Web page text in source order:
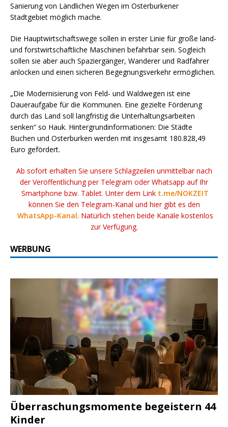
Sanierung von Ländlichen Wegen im Osterburkener
Stadtgebiet möglich mache.
Die Hauptwirtschaftswege sollen in erster Linie für große land-
und forstwirtschaftliche Maschinen befahrbar sein. Sogleich
sollen sie aber auch Spaziergänger, Wanderer und Radfahrer
anlocken und einen sicheren Begegnungsverkehr ermöglichen.
„Die Modernisierung von Feld- und Waldwegen ist eine
Daueraufgabe für die Kommunen. Eine gezielte Förderung
durch das Land soll langfristig die Unterhaltungsarbeiten
senken“ so Hauk. Hintergrundinformationen: Die Städte
Buchen und Osterburken werden mit insgesamt 180.828,49
Euro gefördert.
Ab sofort erhalten Sie unsere Schlagzeilen unmittelbar nach
der Veröffentlichung per Telegram oder Whatsapp auf Ihr
Smartphone bzw. Tablet. Unter dem Link t.me/NOKZEIT
können Sie den Telegram-Kanal und hier gibt es den
WhatsApp-Kanal. Natürlich stehen beide Kanäle kostenlos
zur Verfügung.
WERBUNG
Überraschungsmomente begeistern 44
Kinder